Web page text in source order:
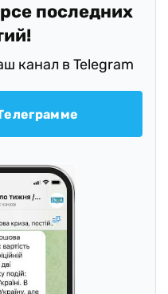
последних
канал в Telegram